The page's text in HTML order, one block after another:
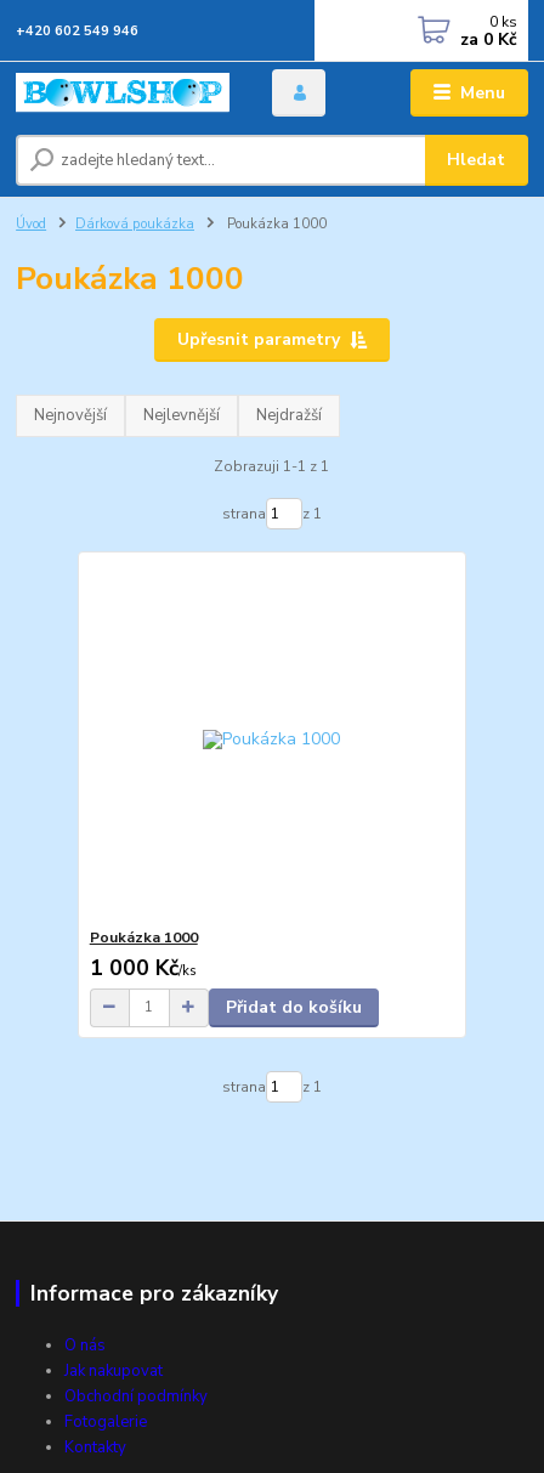
Menu
Hledat
+420 602 549 946 0 ks
za 0 Kč
Úvod Dárková poukázka Poukázka 1000
Poukázka 1000
Upřesnit parametry
Nejnovější Nejlevnější Nejdražší
Zobrazuji 1-1 z 1
strana z 1
Poukázka 1000
1 000 Kč/ks
Přidat do košíku
strana z 1
Informace pro zákazníky
O nás
Jak nakupovat
Obchodní podmínky
Fotogalerie
Kontakty